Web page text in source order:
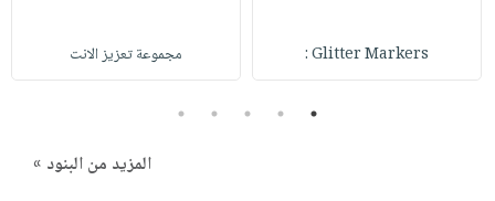
Glitter Markers : مجموعة تعزيز الانت
1
2
3
4
5
المزيد من البنود »